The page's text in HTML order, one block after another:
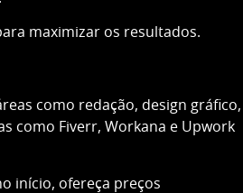
maximizar os resultados.
como redação, design gráfico,
como Fiverr, Workana e Upwork
início, ofereça preços